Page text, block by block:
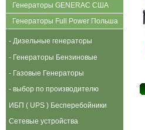
Генераторы GENERAC США
Генераторы Full Power Польша
- Дизельные генераторы
- Генераторы Бензиновые
- Газовые Генераторы
- выбор по производителю
ИБП ( UPS ) Бесперебойники
Сетевые устройства